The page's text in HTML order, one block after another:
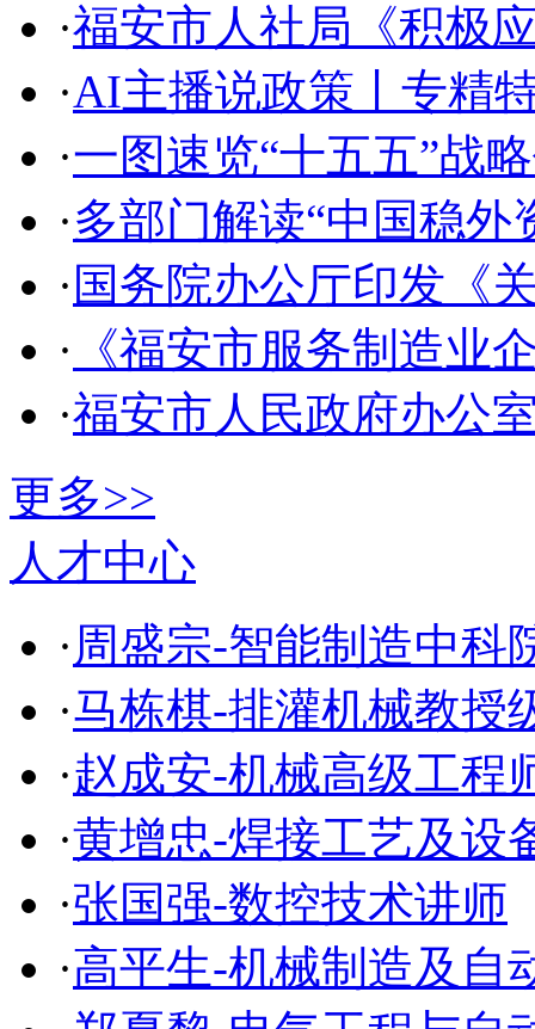
·福安市人社局《积极
·AI主播说政策丨专精
·一图速览“十五五”战
·多部门解读“中国稳外
· 国务院办公厅印发《
· 《福安市服务制造业
·福安市人民政府办公
更多>>
人才中心
·周盛宗-智能制造中科
·马栋棋-排灌机械教授
·赵成安-机械高级工程
·黄增忠-焊接工艺及设
·张国强-数控技术讲师
·高平生-机械制造及自